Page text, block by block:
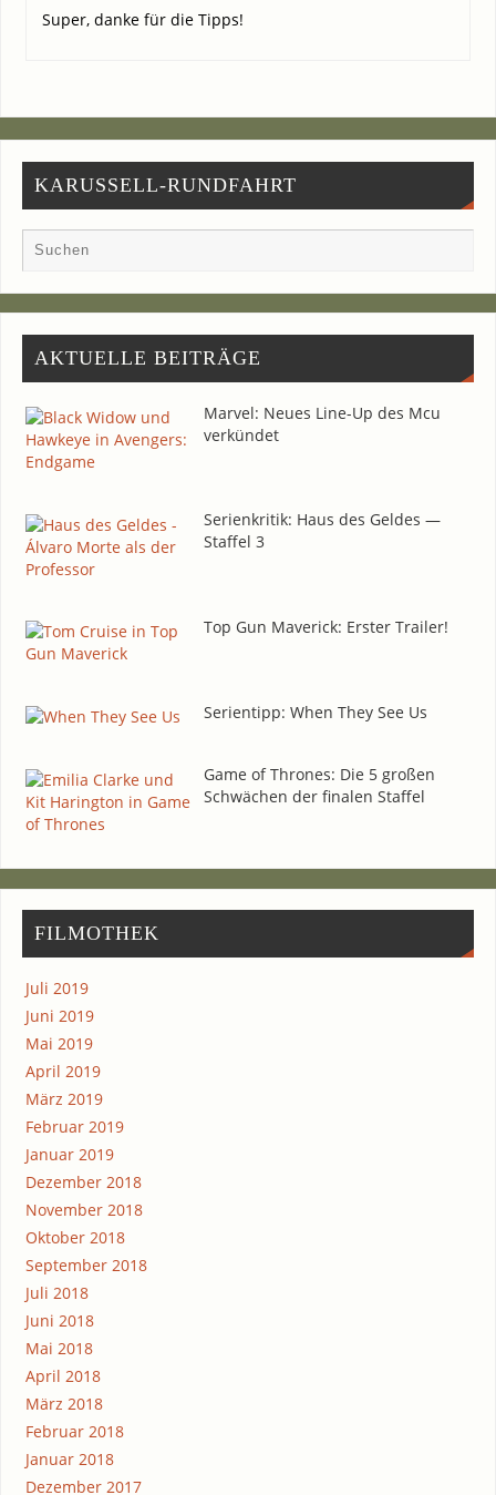
Super, dan­ke für die Tipps!
KARUSSELL-RUNDFAHRT
AKTU­EL­LE BEITRÄGE
Mar­vel: Neu­es Line-Up des Mcu
verkündet
Seri­en­kri­tik: Haus des Gel­des —
Staf­fel 3
Top Gun Maverick: Ers­ter Trailer!
Seri­en­tipp: When They See Us
Game of Thro­nes: Die 5 gro­ßen
Schwä­chen der fina­len Staffel
FIL­MO­THEK
Juli 2019
Juni 2019
Mai 2019
April 2019
März 2019
Februar 2019
Januar 2019
Dezember 2018
November 2018
Oktober 2018
September 2018
Juli 2018
Juni 2018
Mai 2018
April 2018
März 2018
Februar 2018
Januar 2018
Dezember 2017